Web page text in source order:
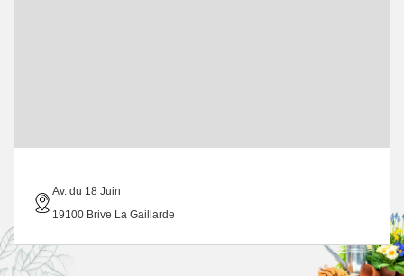
Av. du 18 Juin
19100 Brive La Gaillarde